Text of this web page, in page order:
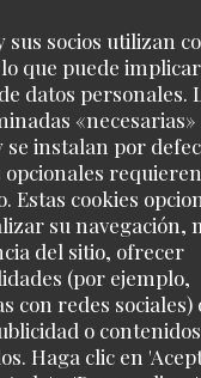
socios utilizan
que puede
datos personales.
«necesarias»
se instalan por
opcionales
Estas cookies
su navegación,
del sitio, ofrecer
(por ejemplo,
con redes sociales)
o contenidos
Haga clic en
en una nueva